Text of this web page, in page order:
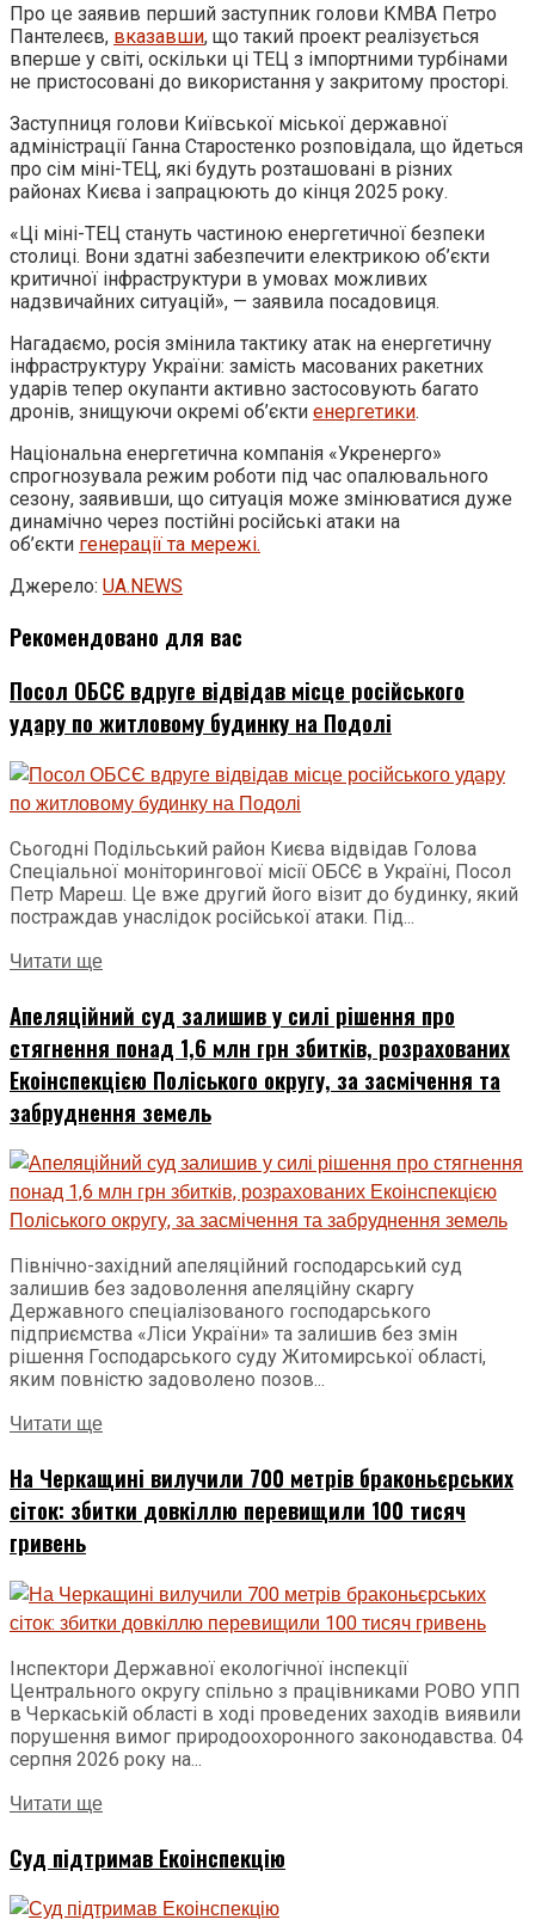
Про це заявив перший заступник голови КМВА Петро
Пантелеєв, вказавши, що такий проект реалізується
вперше у світі, оскільки ці ТЕЦ з імпортними турбінами
не пристосовані до використання у закритому просторі.
Заступниця голови Київської міської державної
адміністрації Ганна Старостенко розповідала, що йдеться
про сім міні-ТЕЦ, які будуть розташовані в різних
районах Києва і запрацюють до кінця 2025 року.
«Ці міні-ТЕЦ стануть частиною енергетичної безпеки
столиці. Вони здатні забезпечити електрикою об’єкти
критичної інфраструктури в умовах можливих
надзвичайних ситуацій», — заявила посадовиця.
Нагадаємо, росія змінила тактику атак на енергетичну
інфраструктуру України: замість масованих ракетних
ударів тепер окупанти активно застосовують багато
дронів, знищуючи окремі об’єкти енергетики.
Національна енергетична компанія «Укренерго»
спрогнозувала режим роботи під час опалювального
сезону, заявивши, що ситуація може змінюватися дуже
динамічно через постійні російські атаки на
об’єкти генерації та мережі.
Джерело: UA.NEWS
Рекомендовано для вас
Посол ОБСЄ вдруге відвідав місце російського
удару по житловому будинку на Подолі
Сьогодні Подільський район Києва відвідав Голова
Спеціальної моніторингової місії ОБСЄ в Україні, Посол
Петр Мареш. Це вже другий його візит до будинку, який
постраждав унаслідок російської атаки. Під...
Читати ще
Апеляційний суд залишив у силі рішення про
стягнення понад 1,6 млн грн збитків, розрахованих
Екоінспекцією Поліського округу, за засмічення та
забруднення земель
Північно-західний апеляційний господарський суд
залишив без задоволення апеляційну скаргу
Державного спеціалізованого господарського
підприємства «Ліси України» та залишив без змін
рішення Господарського суду Житомирської області,
яким повністю задоволено позов...
Читати ще
На Черкащині вилучили 700 метрів браконьєрських
сіток: збитки довкіллю перевищили 100 тисяч
гривень
Інспектори Державної екологічної інспекції
Центрального округу спільно з працівниками РОВО УПП
в Черкаській області в ході проведених заходів виявили
порушення вимог природоохоронного законодавства. 04
серпня 2026 року на...
Читати ще
Суд підтримав Екоінспекцію